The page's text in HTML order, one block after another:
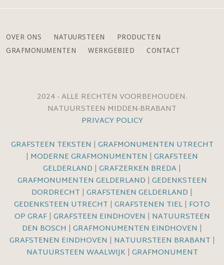
OVER ONS NATUURSTEEN
PRODUCTEN
GRAFMONUMENTEN
WERKGEBIED CONTACT
2024 - ALLE RECHTEN VOORBEHOUDEN.
NATUURSTEEN MIDDEN-BRABANT
PRIVACY POLICY
GRAFSTEEN TEKSTEN | GRAFMONUMENTEN UTRECHT
| MODERNE GRAFMONUMENTEN | GRAFSTEEN
GELDERLAND | GRAFZERKEN BREDA|
GRAFMONUMENTEN GELDERLAND | GEDENKSTEEN
DORDRECHT | GRAFSTENEN GELDERLAND |
GEDENKSTEEN UTRECHT | GRAFSTENEN TIEL| FOTO
OP GRAF| GRAFSTEEN EINDHOVEN | NATUURSTEEN
DEN BOSCH | GRAFMONUMENTEN EINDHOVEN |
GRAFSTENEN EINDHOVEN | NATUURSTEEN BRABANT |
NATUURSTEEN WAALWIJK| GRAFMONUMENT